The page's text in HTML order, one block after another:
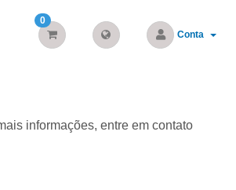
0
Conta
informações, entre em contato